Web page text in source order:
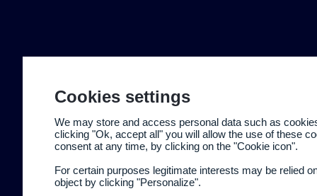
Cookies settings
We may store and access personal data such as
clicking "Ok, accept all" you will allow the use of these
consent at any time, by clicking on the "Cookie icon".
For certain purposes legitimate interests may be relied
object by clicking "Personalize".